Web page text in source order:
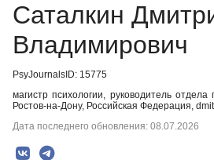
Саталкин
Владимирович
PsyJournalsID: 15775
магистр психологии, руководитель
Ростов-на-Дону, Российская Федерация,
Дата последнего обновления: 08.07.2026